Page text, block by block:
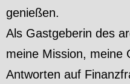
genießen.
Als Gastgeberin des
meine Mission, meine
Antworten auf